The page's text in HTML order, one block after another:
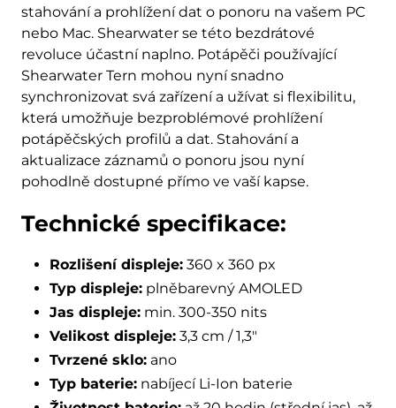
stahování a prohlížení dat o ponoru na vašem PC
nebo Mac. Shearwater se této bezdrátové
revoluce účastní naplno. Potápěči používající
Shearwater Tern mohou nyní snadno
synchronizovat svá zařízení a užívat si flexibilitu,
která umožňuje bezproblémové prohlížení
potápěčských profilů a dat. Stahování a
aktualizace záznamů o ponoru jsou nyní
pohodlně dostupné přímo ve vaší kapse.
Technické specifikace:
Rozlišení displeje: 360 x 360 px
Typ displeje: plněbarevný AMOLED
Jas displeje: min. 300-350 nits
Velikost displeje: 3,3 cm / 1,3"
Tvrzené sklo: ano
Typ baterie: nabíjecí Li-Ion baterie